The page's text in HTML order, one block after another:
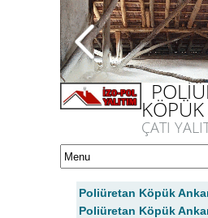
ÇATI
Poliüretan Köpük
Poliüretan Köpük